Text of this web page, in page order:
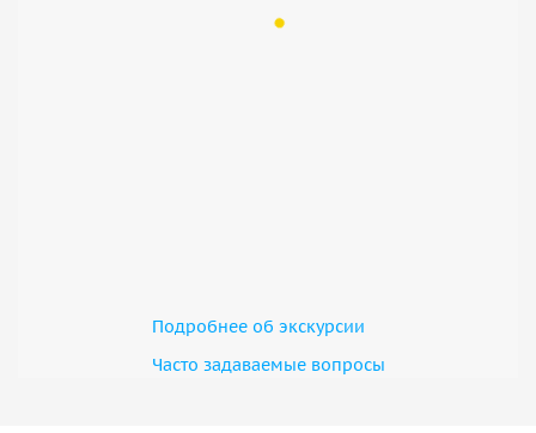
Подробнее об экскурсии
Часто задаваемые вопросы